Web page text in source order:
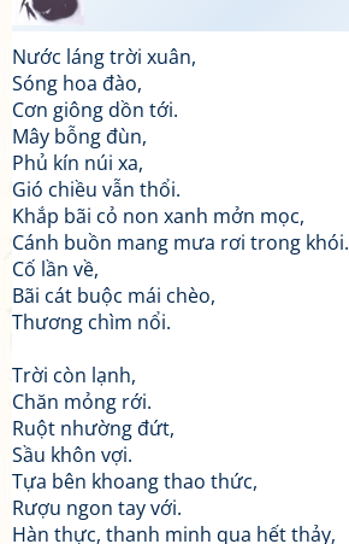
Nước láng trời xuân,
Sóng hoa đào,
Cơn giông dồn tới.
Mây bỗng đùn,
Phủ kín núi xa,
Gió chiều vẫn thổi.
Khắp bãi cỏ non xanh mởn mọc,
Cánh buồn mang mưa rơi trong khói.
Cố lần về,
Bãi cát buộc mái chèo,
Thương chìm nổi.
Trời còn lạnh,
Chăn mỏng rới.
Ruột nhường đứt,
Sầu khôn vợi.
Tựa bên khoang thao thức,
Rượu ngon tay với.
Hàn thực, thanh minh qua hết thảy,